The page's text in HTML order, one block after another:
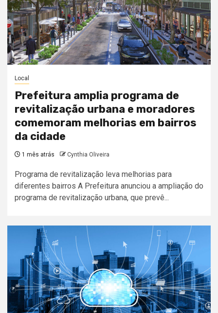
Local
Prefeitura amplia programa de
revitalização urbana e moradores
comemoram melhorias em bairros
da cidade
1 mês atrás Cynthia Oliveira
Programa de revitalização leva melhorias para
diferentes bairros A Prefeitura anunciou a ampliação do
programa de revitalização urbana, que prevê...